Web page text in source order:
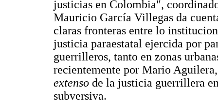
justicias en Colombia",
Mauricio García Villegas da
claras fronteras entre lo
justicia paraestatal ejercida por
guerrilleros, tanto en zonas
recientemente por Mario
extenso de la justicia guerrillera
subversiva.